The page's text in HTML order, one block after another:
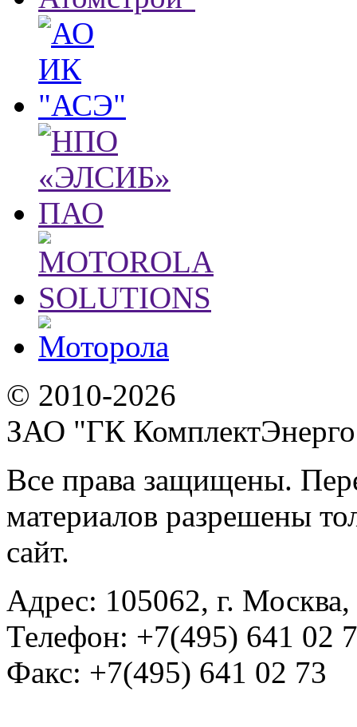
© 2010-2026
ЗАО "ГК
Все права защищены.
материалов разрешены
сайт.
Адрес: 105062, г.
Телефон: +7(495) 641 02
Факс: +7(495) 641 02 73